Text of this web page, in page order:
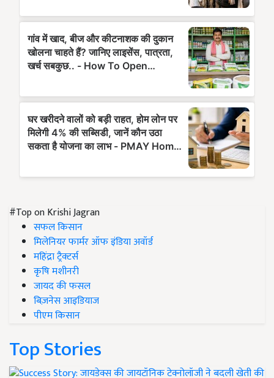
#Top on Krishi Jagran
सफल किसान
मिलेनियर फार्मर ऑफ इंडिया अवॉर्ड
महिंद्रा ट्रैक्टर्स
कृषि मशीनरी
जायद की फसल
बिज़नेस आइडियाज
पीएम किसान
Top Stories